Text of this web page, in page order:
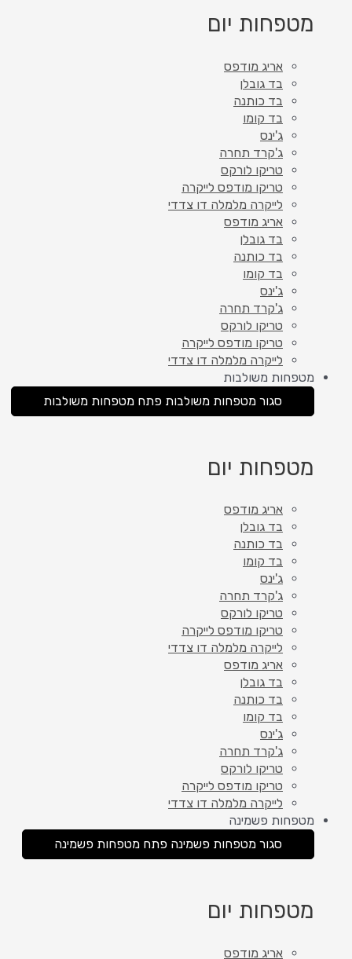
מטפחות יום
אריג מודפס
בד גובלן
בד כותנה
בד קומו
ג'ינס
ג'קרד תחרה
טריקו לורקס
טריקו מודפס לייקרה
לייקרה מלמלה דו צדדי
אריג מודפס
בד גובלן
בד כותנה
בד קומו
ג'ינס
ג'קרד תחרה
טריקו לורקס
טריקו מודפס לייקרה
לייקרה מלמלה דו צדדי
מטפחות משולבות
סגור מטפחות משולבות פתח מטפחות משולבות
מטפחות יום
אריג מודפס
בד גובלן
בד כותנה
בד קומו
ג'ינס
ג'קרד תחרה
טריקו לורקס
טריקו מודפס לייקרה
לייקרה מלמלה דו צדדי
אריג מודפס
בד גובלן
בד כותנה
בד קומו
ג'ינס
ג'קרד תחרה
טריקו לורקס
טריקו מודפס לייקרה
לייקרה מלמלה דו צדדי
מטפחות פשמינה
סגור מטפחות פשמינה פתח מטפחות פשמינה
מטפחות יום
אריג מודפס